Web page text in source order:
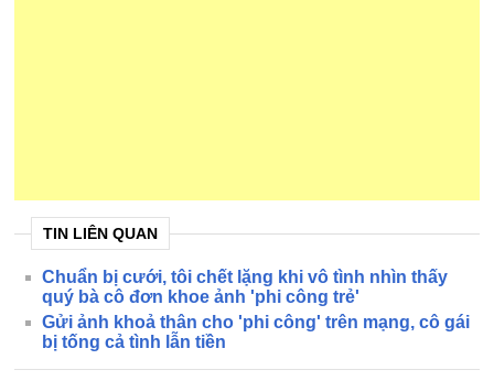
TIN LIÊN QUAN
Chuẩn bị cưới, tôi chết lặng khi vô tình nhìn thấy
quý bà cô đơn khoe ảnh 'phi công trẻ'
Gửi ảnh khoả thân cho 'phi công' trên mạng, cô gái
bị tống cả tình lẫn tiền